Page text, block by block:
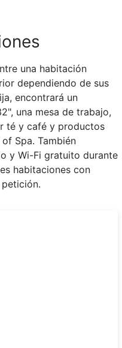
una habitación
dependiendo de sus
encontrará un
una mesa de trabajo,
té y café y productos
Spa. También
y Wi-Fi gratuito durante
habitaciones con